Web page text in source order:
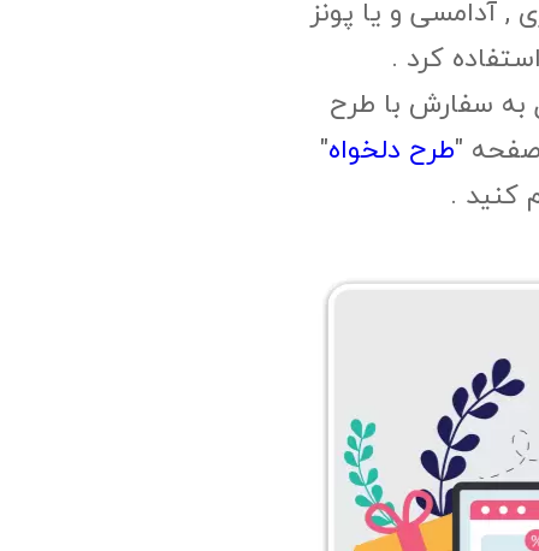
آدامسی و یا پونز
کرد .
به سفارش با طرح
صفحه "طرح دلخواه"
کنید .